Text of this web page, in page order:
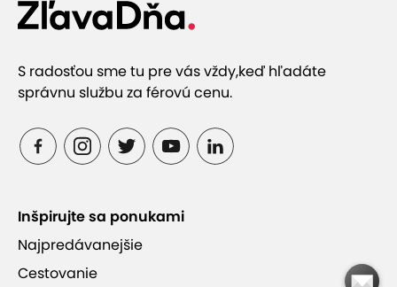
Blízko lyžiarskeho strediska Vrátna Malá Fatra a
Jánošíkových dier
Penzión je ideálny pre rodiny s deťmi a kolektívy
Možnosť dokúpenia raňajok
Fínska sauna so soľnou hmlou
S radosťou sme tu pre vás vždy,keď hľadáte
správnu službu za férovú cenu.
Inšpirujte sa ponukami
Najpredávanejšie
Cestovanie